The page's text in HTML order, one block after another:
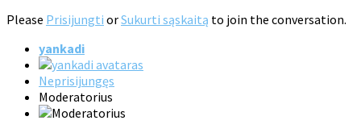
Please Prisijungti orSukurti sąskaitą to join the conversation.
yankadi
Neprisijungęs
Moderatorius